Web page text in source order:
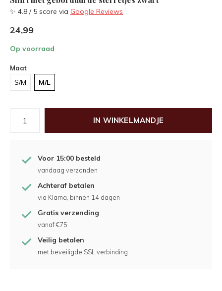
✨ 4.8 / 5 score via Google Reviews
24,99
Op voorraad
Maat
S/M M/L
IN WINKELMANDJE
Voor 15:00 besteld
vandaag verzonden
Achteraf betalen
via Klarna, binnen 14 dagen
Gratis verzending
vanaf €75
Veilig betalen
met beveiligde SSL verbinding